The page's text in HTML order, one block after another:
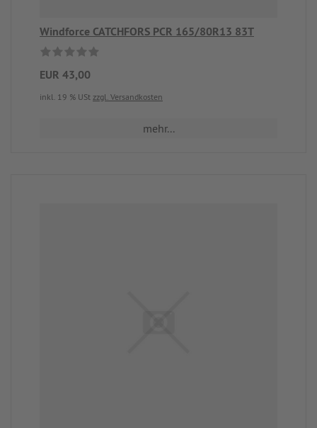
Windforce CATCHFORS PCR 165/80R13 83T
EUR 43,00
inkl. 19 % USt zzgl. Versandkosten
mehr...